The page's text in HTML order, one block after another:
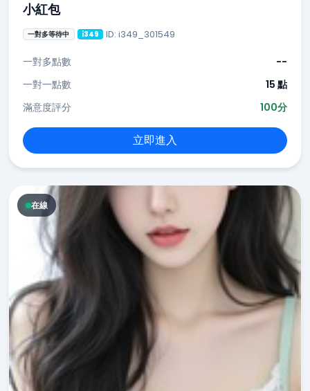
小紅包
一對多等待中 i349 ID: i349_301549
一對多點數
--
一對一點數
15 點
滿意度評分
100分
立即進入
在線